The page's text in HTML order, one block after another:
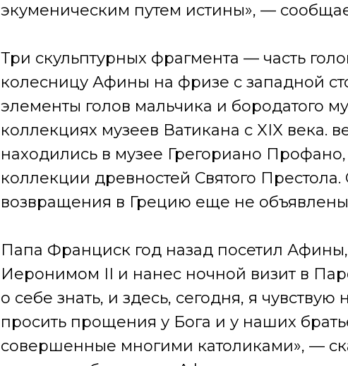
экуменическим путем истины», —
Три скульптурных фрагмента — часть
колесницу Афины на фризе с западной
элементы голов мальчика и бородатого
коллекциях музеев Ватикана с XIX века.
находились в музее Грегориано Профано,
коллекции древностей Святого
возвращения в Грецию еще не
Папа Франциск год назад посетил Афины,
Иеронимом II и нанес ночной визит в
о себе знать, и здесь, сегодня, я
просить прощения у Бога и у наших
совершенные многими католиками», —